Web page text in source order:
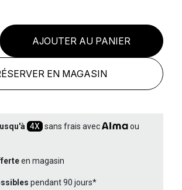
AJOUTER AU PANIER
EN MAGASIN
4X sans frais avec ou
en magasin
pendant 90 jours*